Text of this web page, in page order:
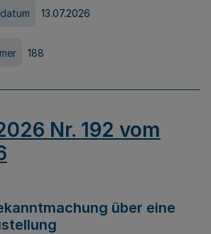
13.07.2026
188
Nr. 192 vom
über eine